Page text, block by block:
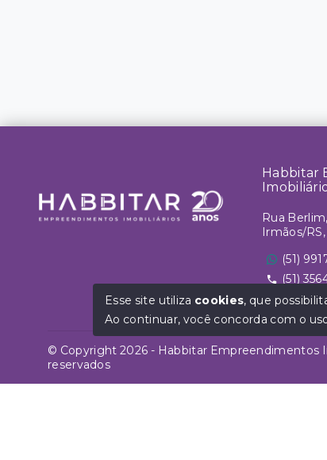
Habbitar
Rua
Irmãos/
(51)
(51)
© Copyright 2026 - Habbitar Empreendimentos
reservados
Esse site utiliza cookies, que
Ao continuar, você concorda com o